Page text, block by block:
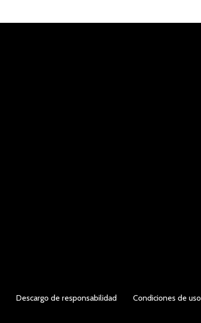
Descargo de responsabilidad Condiciones de uso